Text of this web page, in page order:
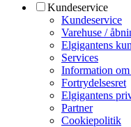
Kundeservice
Kundeservice
Varehuse /
Elgigantens
Services
Information
Fortrydelsesret
Elgigantens
Partner
Cookiepolitik